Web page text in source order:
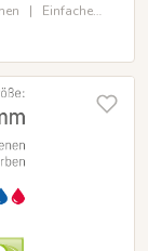
| Einfache